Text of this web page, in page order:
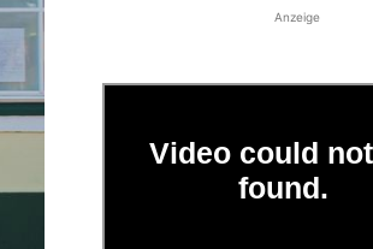
Anzeige